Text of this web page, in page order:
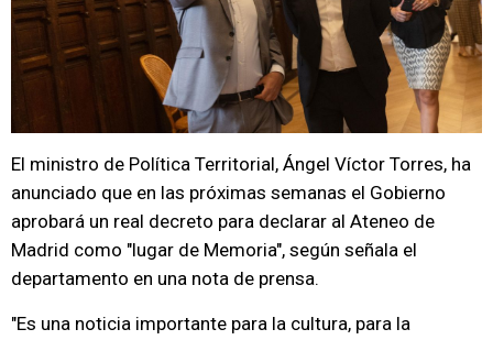
El ministro de Política Territorial, Ángel Víctor Torres, ha
anunciado que en las próximas semanas el Gobierno
aprobará un real decreto para declarar al Ateneo de
Madrid como "lugar de Memoria", según señala el
departamento en una nota de prensa.
"Es una noticia importante para la cultura, para la